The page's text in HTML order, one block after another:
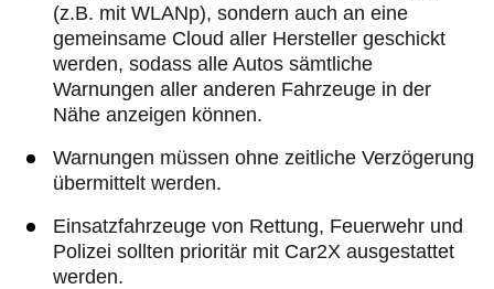
(z.B. mit WLANp), sondern auch an eine
gemeinsame Cloud aller Hersteller geschickt
werden, sodass alle Autos sämtliche
Warnungen aller anderen Fahrzeuge in der
Nähe anzeigen können.
Warnungen müssen ohne zeitliche Verzögerung
übermittelt werden.
Einsatzfahrzeuge von Rettung, Feuerwehr und
Polizei sollten prioritär mit Car2X ausgestattet
werden.